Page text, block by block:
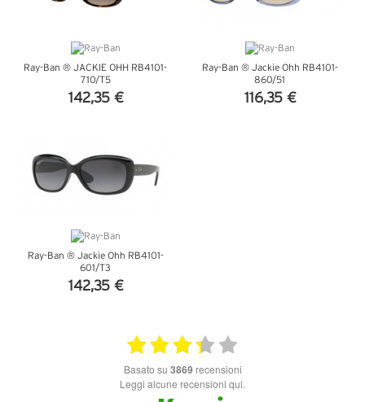
Ray-Ban ® JACKIE OHH RB4101-
710/T5
142,35 €
Ray-Ban ® Jackie Ohh RB4101-
860/51
116,35 €
Ray-Ban ® Jackie Ohh RB4101-
601/T3
142,35 €
basato su 3869 recensioni
Leggi alcune recensioni qui.